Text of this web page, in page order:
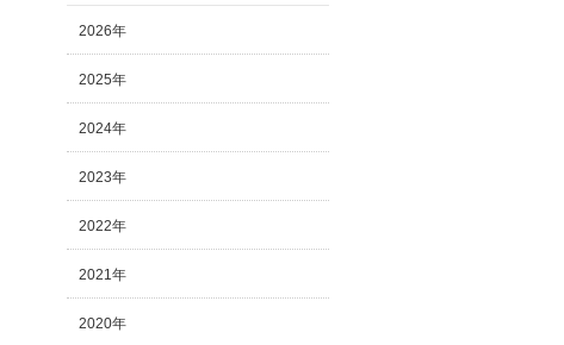
2026年
2025年
2024年
2023年
2022年
2021年
2020年